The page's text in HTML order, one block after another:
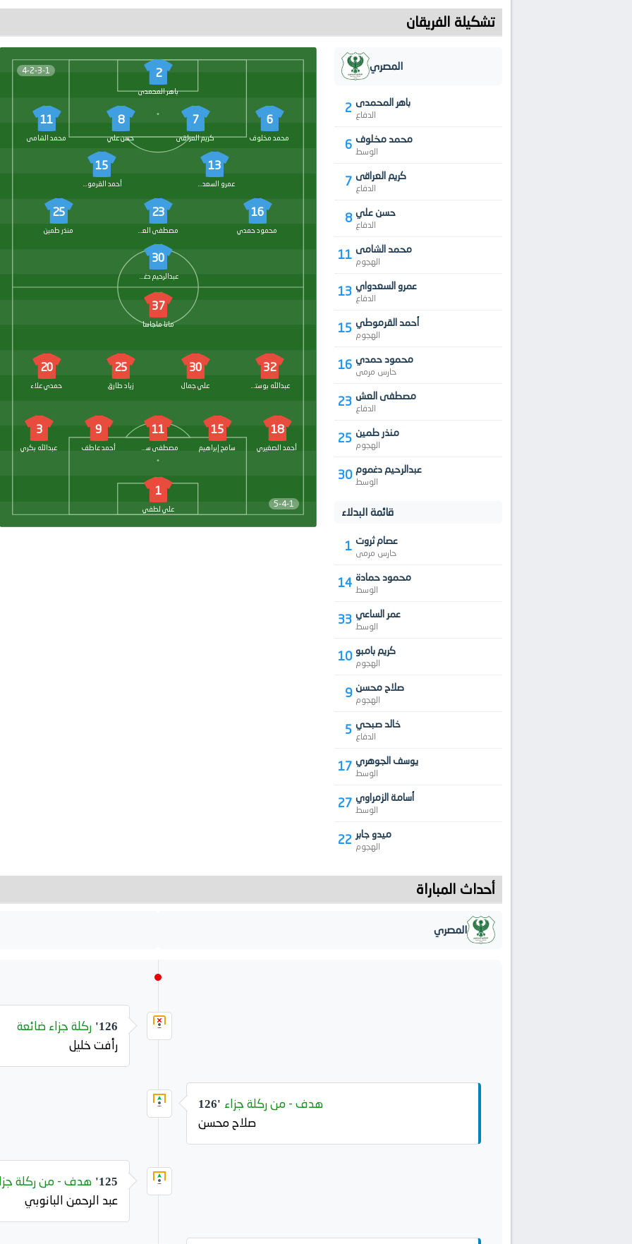
تشكيلة الفريقان
4-2-3-1 2
باهر المحمدى
6
محمد مخلوف
7
كريم العراقى
8
حسن علي
11
محمد الشامى
13
عمرو السعدواي
15
أحمد القرموطي
16
محمود حمدي
23
مصطفى العش
25
منذر طمين
30
عبدالرحيم دغموم
5-4-1
37
ماتا ماجاسا
32
عبدالله بوستنجي
30
علي جمال
25
زياد طارق
20
حمدي علاء
18
أحمد الصغيري
15
سامح إبراهيم
11
مصطفى سعد ميسي
9
أحمد عاطف
3
عبدالله بكري
1
علي لطفي
المصري
2 باهر المحمدى
الدفاع
6 محمد مخلوف
الوسط
7 كريم العراقى
الدفاع
8 حسن علي
الدفاع
11 محمد الشامى
الهجوم
13 عمرو السعدواي
الدفاع
15 أحمد القرموطي
الهجوم
16 محمود حمدي
حارس مرمى
23 مصطفى العش
الدفاع
25 منذر طمين
الهجوم
30 عبدالرحيم دغموم
الوسط
قائمة البدلاء
1 عصام ثروت
حارس مرمى
14 محمود حمادة
الوسط
33 عمر الساعي
الوسط
10 كريم بامبو
الهجوم
9 صلاح محسن
الهجوم
5 خالد صبحي
الدفاع
17 يوسف الجوهري
الوسط
27 أسامة الزمراوي
الوسط
22 ميدو جابر
الهجوم
أحداث المباراة
المصري
126' ركلة جزاء ضائعة
رأفت خليل
126' هدف - من ركلة جزاء
صلاح محسن
125' هدف - من ركلة
عبد الرحمن البانوبي